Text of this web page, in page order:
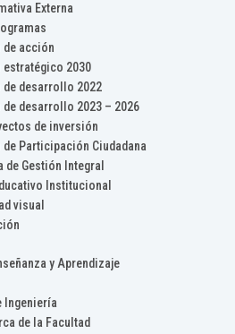
Externa
de acción
estratégico 2030
de desarrollo 2022
de desarrollo 2023 – 2026
de inversión
de Participación Ciudadana
de Gestión Integral
Institucional
visual
y Aprendizaje
Ingeniería
de la Facultad